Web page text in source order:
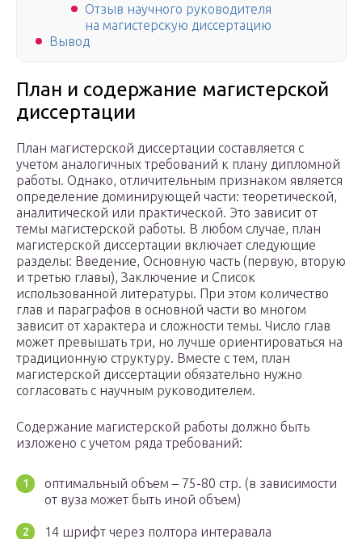
Отзыв научного руководителя
на магистерскую диссертацию
Вывод
План и содержание магистерской
диссертации
План магистерской диссертации составляется с
учетом аналогичных требований к плану дипломной
работы. Однако, отличительным признаком является
определение доминирующей части: теоретической,
аналитической или практической. Это зависит от
темы магистерской работы. В любом случае, план
магистерской диссертации включает следующие
разделы: Введение, Основную часть (первую, вторую
и третью главы), Заключение и Список
использованной литературы. При этом количество
глав и параграфов в основной части во многом
зависит от характера и сложности темы. Число глав
может превышать три, но лучше ориентироваться на
традиционную структуру. Вместе с тем, план
магистерской диссертации обязательно нужно
согласовать с научным руководителем.
Содержание магистерской работы должно быть
изложено с учетом ряда требований:
оптимальный объем – 75-80 стр. (в зависимости
от вуза может быть иной объем)
14 шрифт через полтора интеравала